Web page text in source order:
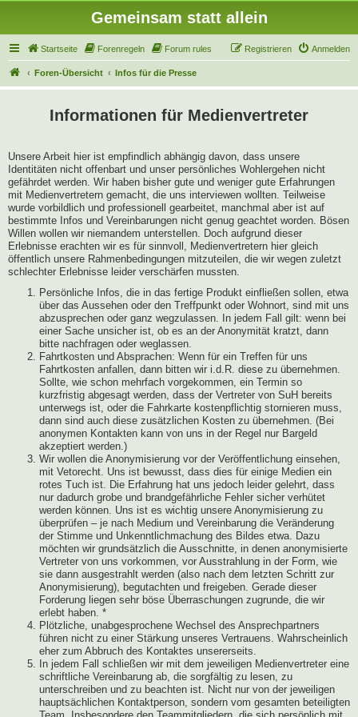
Gemeinsam statt allein
Startseite Forenregeln Forum rules Anmelden
Registrieren
Foren-Übersicht Infos für die Presse
Informationen für Medienvertreter
Unsere Arbeit hier ist empfindlich abhängig davon, dass unsere
Identitäten nicht offenbart und unser persönliches Wohlergehen nicht
gefährdet werden. Wir haben bisher gute und weniger gute Erfahrungen
mit Medienvertretern gemacht, die uns interviewen wollten. Teilweise
wurde vorbildlich und professionell gearbeitet, manchmal aber ist auf
bestimmte Infos und Vereinbarungen nicht genug geachtet worden. Bösen
Willen wollen wir niemandem unterstellen. Doch aufgrund dieser
Erlebnisse erachten wir es für sinnvoll, Medienvertretern hier gleich
öffentlich unsere Rahmenbedingungen mitzuteilen, die wir wegen zuletzt
schlechter Erlebnisse leider verschärfen mussten.
Persönliche Infos, die in das fertige Produkt einfließen sollen, etwa
über das Aussehen oder den Treffpunkt oder Wohnort, sind mit uns
abzusprechen oder ganz wegzulassen. In jedem Fall gilt: wenn bei
einer Sache unsicher ist, ob es an der Anonymität kratzt, dann
bitte nachfragen oder weglassen.
Fahrtkosten und Absprachen: Wenn für ein Treffen für uns
Fahrtkosten anfallen, dann bitten wir i.d.R. diese zu übernehmen.
Sollte, wie schon mehrfach vorgekommen, ein Termin so
kurzfristig abgesagt werden, dass der Vertreter von SuH bereits
unterwegs ist, oder die Fahrkarte kostenpflichtig stornieren muss,
dann sind auch diese zusätzlichen Kosten zu übernehmen. (Bei
anonymen Kontakten kann von uns in der Regel nur Bargeld
akzeptiert werden.)
Wir wollen die Anonymisierung vor der Veröffentlichung einsehen,
mit Vetorecht. Uns ist bewusst, dass dies für einige Medien ein
rotes Tuch ist. Die Erfahrung hat uns jedoch leider gelehrt, dass
nur dadurch grobe und brandgefährliche Fehler sicher verhütet
werden können. Uns ist es wichtig unsere Anonymisierung zu
überprüfen – je nach Medium und Vereinbarung die Veränderung
der Stimme und Unkenntlichmachung des Bildes etwa. Dazu
möchten wir grundsätzlich die Ausschnitte, in denen anonymisierte
Vertreter von uns vorkommen, vor Ausstrahlung in der Form, wie
sie dann ausgestrahlt werden (also nach dem letzten Schritt zur
Anonymisierung), begutachten und freigeben. Gerade dieser
Forderung liegen sehr böse Überraschungen zugrunde, die wir
erlebt haben. *
Plötzliche, unabgesprochene Wechsel des Ansprechpartners
führen nicht zu einer Stärkung unseres Vertrauens. Wahrscheinlich
eher zum Abbruch des Kontaktes unsererseits.
In jedem Fall schließen wir mit dem jeweiligen Medienvertreter eine
schriftliche Vereinbarung ab, die sorgfältig zu lesen, zu
unterschreiben und zu beachten ist. Nicht nur von der jeweiligen
hauptsächlichen Kontaktperson, sondern vom gesamten beteiligten